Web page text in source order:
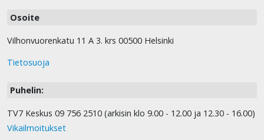
Osoite
Vilhonvuorenkatu 11 A 3. krs 00500 Helsinki
Tietosuoja
Puhelin:
TV7 Keskus 09 756 2510 (arkisin klo 9.00 - 12.00 ja 12.30 - 16.00)
Vikailmoitukset